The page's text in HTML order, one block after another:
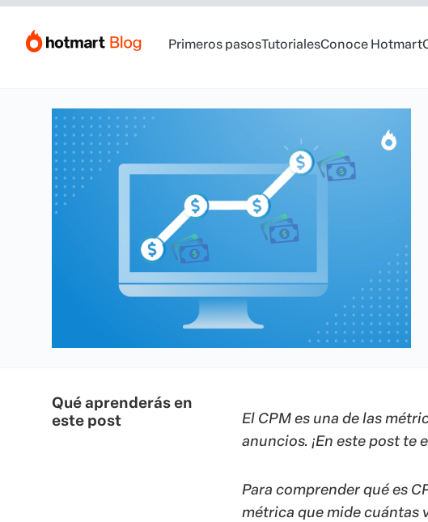
Primeros pasosTutorialesConoce Hotmart
Qué aprenderás en
este post
El CPM es una de las
anuncios. ¡En este post te
Para comprender qué es
métrica que mide cuántas